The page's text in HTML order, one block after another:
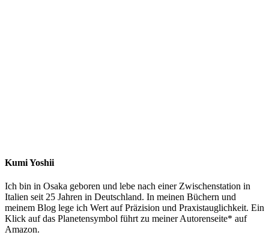
Kumi Yoshii
Ich bin in Osaka geboren und lebe nach einer Zwischenstation in
Italien seit 25 Jahren in Deutschland. In meinen Büchern und
meinem Blog lege ich Wert auf Präzision und Praxistauglichkeit. Ein
Klick auf das Planetensymbol führt zu meiner Autorenseite* auf
Amazon.